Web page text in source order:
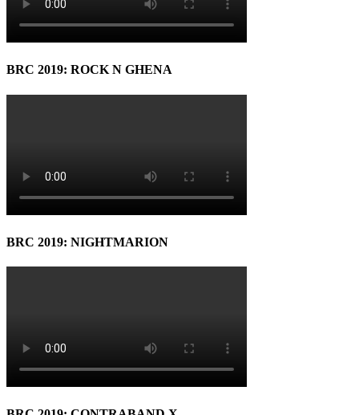
BRC 2019: ROCK N GHENA
BRC 2019: NIGHTMARION